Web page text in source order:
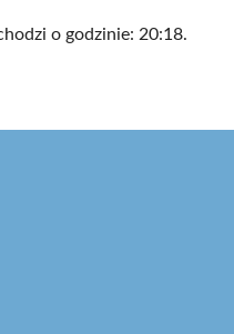
o godzinie: 20:18.